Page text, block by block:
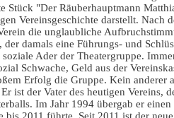
Stück "Der Räuberhauptmann
Vereinsgeschichte darstellt. Nach
die unglaubliche
damals eine Führungs- und
Ader der Theatergruppe.
Schwache, Geld aus der
Erfolg die Gruppe. Kein anderer
ist der Vater des heutigen Vereins,
Im Jahr 1994 übergab er